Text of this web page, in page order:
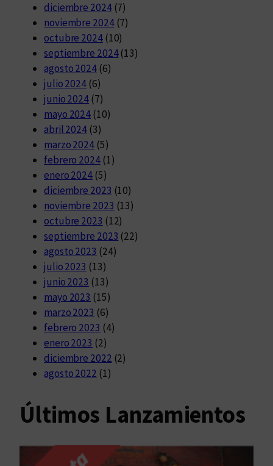
diciembre 2024(7)
noviembre 2024(7)
octubre 2024(10)
septiembre 2024(13)
agosto 2024(6)
julio 2024 (6)
junio 2024 (7)
mayo 2024 (10)
abril 2024 (3)
marzo 2024 (5)
febrero 2024(1)
enero 2024 (5)
diciembre 2023 (10)
noviembre 2023 (13)
octubre 2023 (12)
septiembre 2023 (22)
agosto 2023 (24)
julio 2023 (13)
junio 2023 (13)
mayo 2023 (15)
marzo 2023 (6)
febrero 2023 (4)
enero 2023 (2)
diciembre 2022 (2)
agosto 2022 (1)
Últimos Lanzamientos